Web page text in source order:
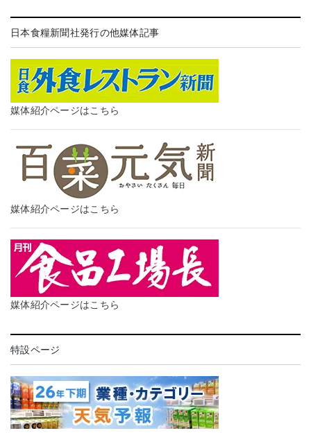
日本食糧新聞社発行の他媒体記事
媒体紹介ページはこちら
媒体紹介ページはこちら
媒体紹介ページはこちら
特設ページ